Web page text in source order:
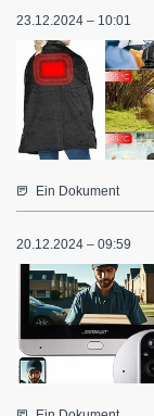
23.12.2024 – 10:01
Ein Dokument
20.12.2024 – 09:59